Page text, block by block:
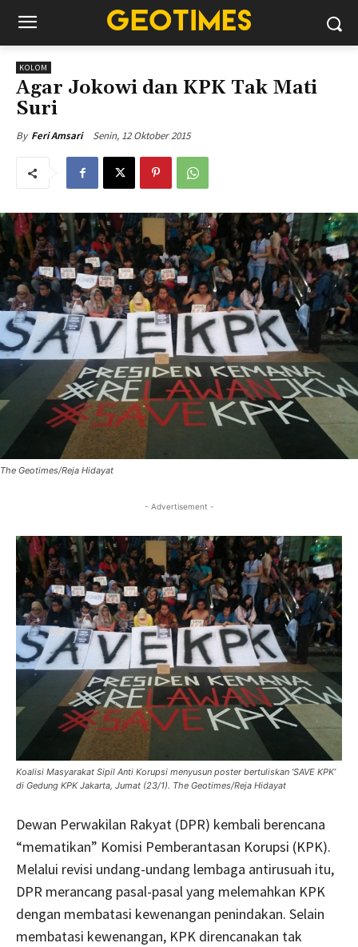
KOLOM
Agar Jokowi dan KPK Tak Mati
Suri
By Feri Amsari Senin, 12 Oktober 2015
The Geotimes/Reja Hidayat
- Advertisement -
Koalisi Masyarakat Sipil Anti Korupsi menyusun poster bertuliskan ‘SAVE KPK’
di Gedung KPK Jakarta, Jumat (23/1). The Geotimes/Reja Hidayat
Dewan Perwakilan Rakyat (DPR) kembali berencana
“mematikan” Komisi Pemberantasan Korupsi (KPK).
Melalui revisi undang-undang lembaga antirusuah itu,
DPR merancang pasal-pasal yang melemahkan KPK
dengan membatasi kewenangan penindakan. Selain
membatasi kewenangan, KPK direncanakan tak